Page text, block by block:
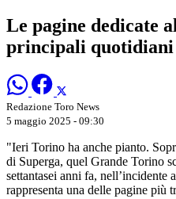
Le pagine dedicate
principali quotidiani
Redazione Toro News
5 maggio 2025 - 09:30
"Ieri Torino ha anche pianto.
di Superga, quel Grande Torino
settantasei anni fa, nell’incidente
rappresenta una delle pagine più